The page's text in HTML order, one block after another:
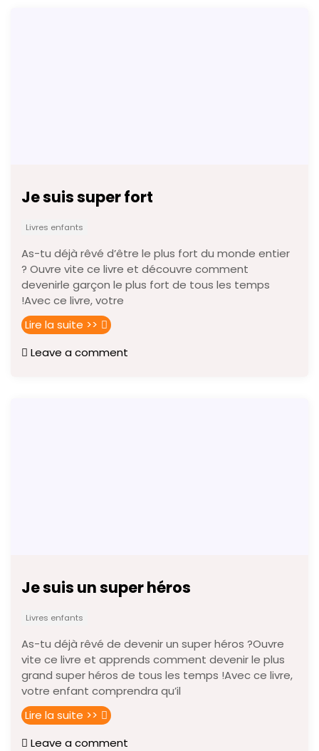
Je suis super fort
Livres enfants
As-tu déjà rêvé d’être le plus fort du monde entier
? Ouvre vite ce livre et découvre comment
devenirle garçon le plus fort de tous les temps
!Avec ce livre, votre
Lire la suite >>
Leave a comment
Je suis un super héros
Livres enfants
As-tu déjà rêvé de devenir un super héros ?Ouvre
vite ce livre et apprends comment devenir le plus
grand super héros de tous les temps !Avec ce livre,
votre enfant comprendra qu’il
Lire la suite >>
Leave a comment